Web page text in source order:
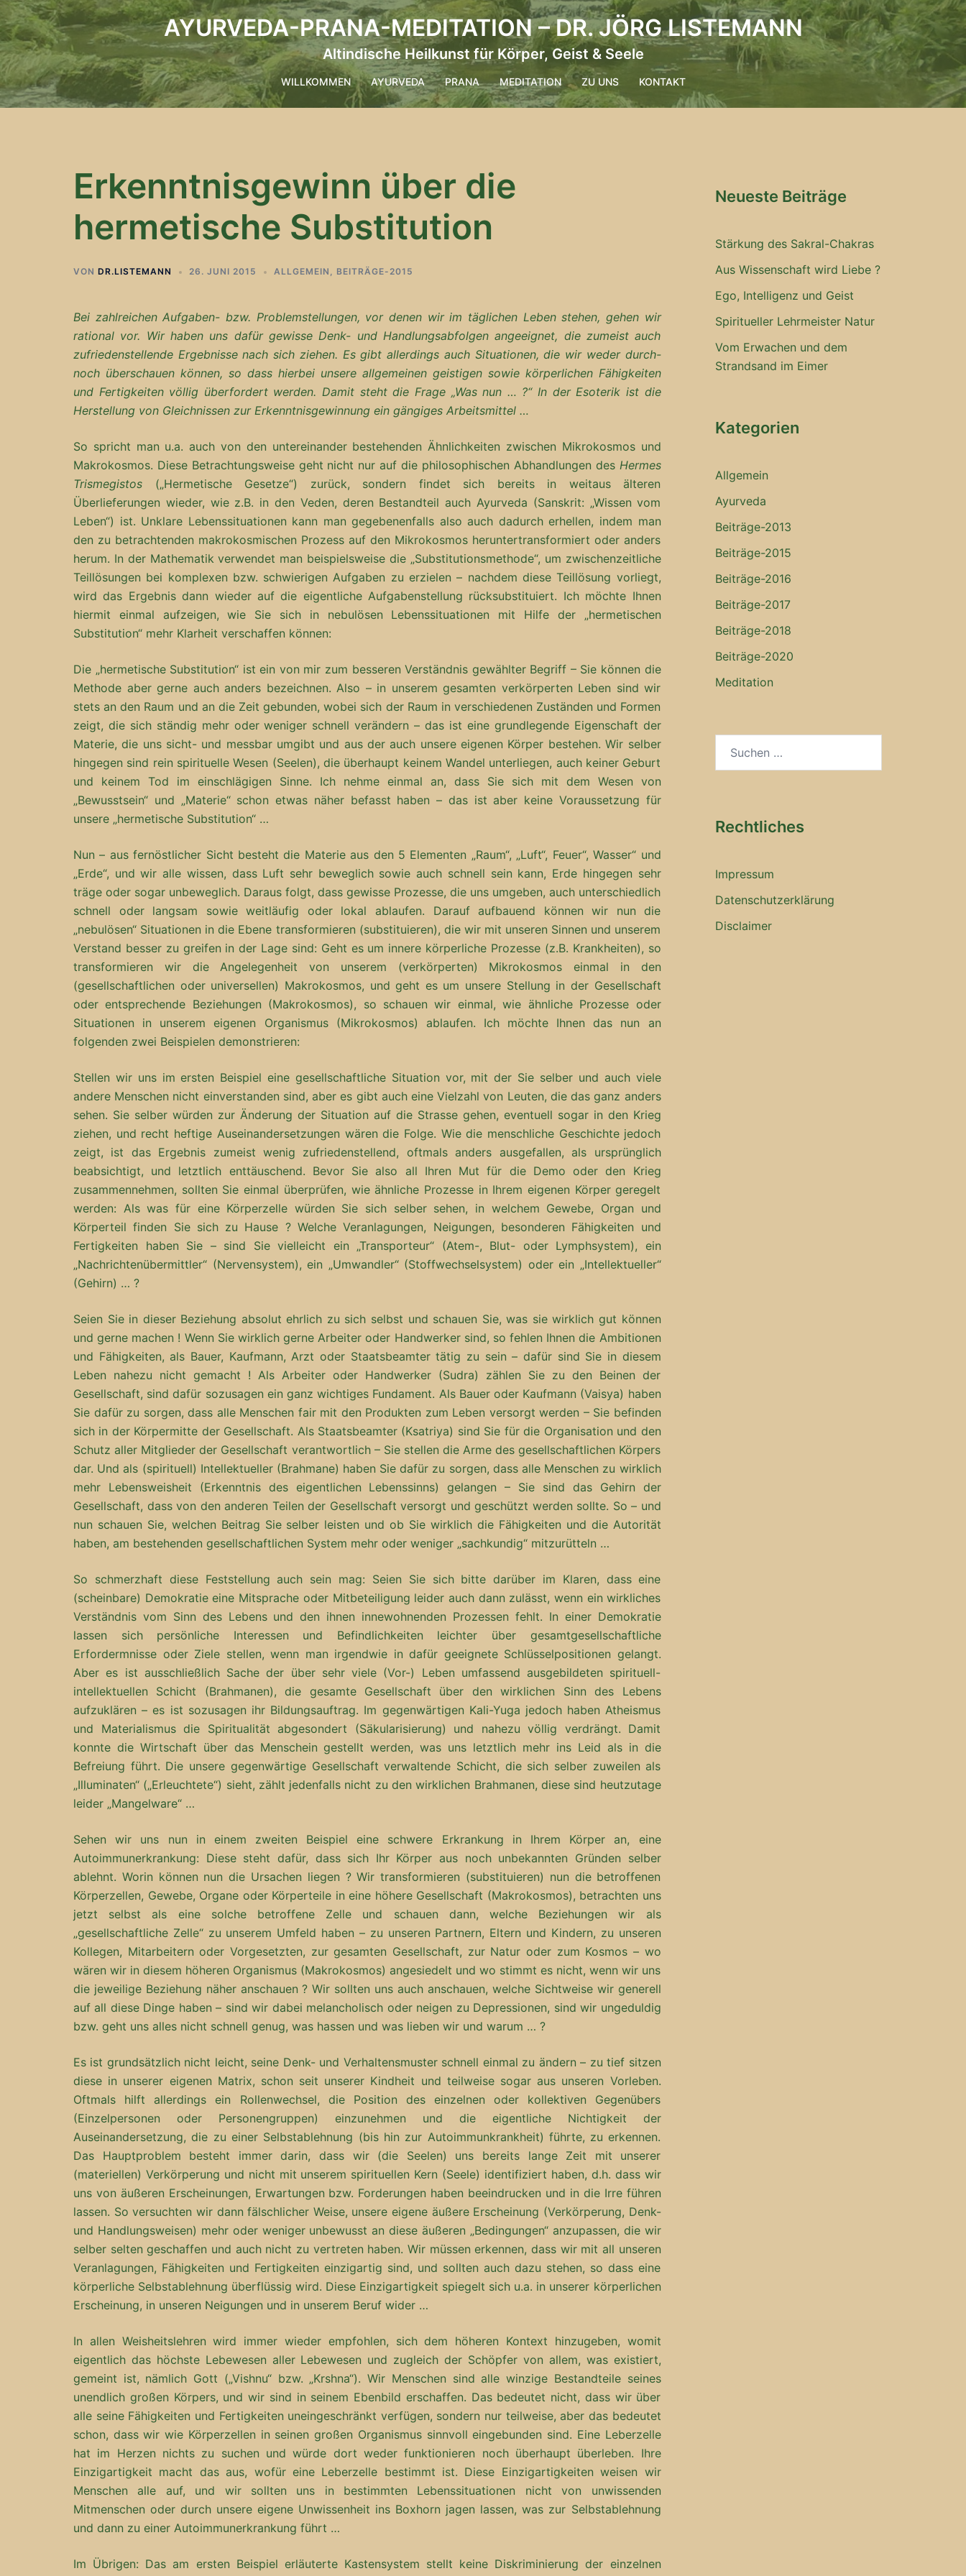
Zum
Inhalt
springen
AYURVEDA-PRANA-MEDITATION – DR. JÖRG LISTEMANN
Altindische Heilkunst für Körper, Geist & Seele
WILLKOMMEN AYURVEDA PRANA MEDITATION ZU UNS KONTAKT
Erkenntnisgewinn über die
hermetische Substitution
VON DR.LISTEMANN 26. JUNI 2015 ALLGEMEIN , BEITRÄGE-2015
Bei zahlreichen Aufgaben- bzw. Problemstellungen, vor denen wir im täglichen Leben stehen, gehen wir
rational vor. Wir haben uns dafür gewisse Denk- und Handlungsabfolgen angeeignet, die zumeist auch
zufriedenstellende Ergebnisse nach sich ziehen. Es gibt allerdings auch Situationen, die wir weder durch-
noch überschauen können, so dass hierbei unsere allgemeinen geistigen sowie körperlichen Fähigkeiten
und Fertigkeiten völlig überfordert werden. Damit steht die Frage „Was nun … ?“ In der Esoterik ist die
Herstellung von Gleichnissen zur Erkenntnisgewinnung ein gängiges Arbeitsmittel …
So spricht man u.a. auch von den untereinander bestehenden Ähnlichkeiten zwischen Mikrokosmos und
Makrokosmos. Diese Betrachtungsweise geht nicht nur auf die philosophischen Abhandlungen des Hermes
Trismegistos („Hermetische Gesetze“) zurück, sondern findet sich bereits in weitaus älteren
Überlieferungen wieder, wie z.B. in den Veden, deren Bestandteil auch Ayurveda (Sanskrit: „Wissen vom
Leben“) ist. Unklare Lebenssituationen kann man gegebenenfalls also auch dadurch erhellen, indem man
den zu betrachtenden makrokosmischen Prozess auf den Mikrokosmos heruntertransformiert oder anders
herum. In der Mathematik verwendet man beispielsweise die „Substitutionsmethode“, um zwischenzeitliche
Teillösungen bei komplexen bzw. schwierigen Aufgaben zu erzielen – nachdem diese Teillösung vorliegt,
wird das Ergebnis dann wieder auf die eigentliche Aufgabenstellung rücksubstituiert. Ich möchte Ihnen
hiermit einmal aufzeigen, wie Sie sich in nebulösen Lebenssituationen mit Hilfe der „hermetischen
Substitution“ mehr Klarheit verschaffen können:
Die „hermetische Substitution“ ist ein von mir zum besseren Verständnis gewählter Begriff – Sie können die
Methode aber gerne auch anders bezeichnen. Also – in unserem gesamten verkörperten Leben sind wir
stets an den Raum und an die Zeit gebunden, wobei sich der Raum in verschiedenen Zuständen und Formen
zeigt, die sich ständig mehr oder weniger schnell verändern – das ist eine grundlegende Eigenschaft der
Materie, die uns sicht- und messbar umgibt und aus der auch unsere eigenen Körper bestehen. Wir selber
hingegen sind rein spirituelle Wesen (Seelen), die überhaupt keinem Wandel unterliegen, auch keiner Geburt
und keinem Tod im einschlägigen Sinne. Ich nehme einmal an, dass Sie sich mit dem Wesen von
„Bewusstsein“ und „Materie“ schon etwas näher befasst haben – das ist aber keine Voraussetzung für
unsere „hermetische Substitution“ …
Nun – aus fernöstlicher Sicht besteht die Materie aus den 5 Elementen „Raum“, „Luft“, Feuer“, Wasser“ und
„Erde“, und wir alle wissen, dass Luft sehr beweglich sowie auch schnell sein kann, Erde hingegen sehr
träge oder sogar unbeweglich. Daraus folgt, dass gewisse Prozesse, die uns umgeben, auch unterschiedlich
schnell oder langsam sowie weitläufig oder lokal ablaufen. Darauf aufbauend können wir nun die
„nebulösen“ Situationen in die Ebene transformieren (substituieren), die wir mit unseren Sinnen und unserem
Verstand besser zu greifen in der Lage sind: Geht es um innere körperliche Prozesse (z.B. Krankheiten), so
transformieren wir die Angelegenheit von unserem (verkörperten) Mikrokosmos einmal in den
(gesellschaftlichen oder universellen) Makrokosmos, und geht es um unsere Stellung in der Gesellschaft
oder entsprechende Beziehungen (Makrokosmos), so schauen wir einmal, wie ähnliche Prozesse oder
Situationen in unserem eigenen Organismus (Mikrokosmos) ablaufen. Ich möchte Ihnen das nun an
folgenden zwei Beispielen demonstrieren:
Stellen wir uns im ersten Beispiel eine gesellschaftliche Situation vor, mit der Sie selber und auch viele
andere Menschen nicht einverstanden sind, aber es gibt auch eine Vielzahl von Leuten, die das ganz anders
sehen. Sie selber würden zur Änderung der Situation auf die Strasse gehen, eventuell sogar in den Krieg
ziehen, und recht heftige Auseinandersetzungen wären die Folge. Wie die menschliche Geschichte jedoch
zeigt, ist das Ergebnis zumeist wenig zufriedenstellend, oftmals anders ausgefallen, als ursprünglich
beabsichtigt, und letztlich enttäuschend. Bevor Sie also all Ihren Mut für die Demo oder den Krieg
zusammennehmen, sollten Sie einmal überprüfen, wie ähnliche Prozesse in Ihrem eigenen Körper geregelt
werden: Als was für eine Körperzelle würden Sie sich selber sehen, in welchem Gewebe, Organ und
Körperteil finden Sie sich zu Hause ? Welche Veranlagungen, Neigungen, besonderen Fähigkeiten und
Fertigkeiten haben Sie – sind Sie vielleicht ein „Transporteur“ (Atem-, Blut- oder Lymphsystem), ein
„Nachrichtenübermittler“ (Nervensystem), ein „Umwandler“ (Stoffwechselsystem) oder ein „Intellektueller“
(Gehirn) … ?
Seien Sie in dieser Beziehung absolut ehrlich zu sich selbst und schauen Sie, was sie wirklich gut können
und gerne machen ! Wenn Sie wirklich gerne Arbeiter oder Handwerker sind, so fehlen Ihnen die Ambitionen
und Fähigkeiten, als Bauer, Kaufmann, Arzt oder Staatsbeamter tätig zu sein – dafür sind Sie in diesem
Leben nahezu nicht gemacht ! Als Arbeiter oder Handwerker (Sudra) zählen Sie zu den Beinen der
Gesellschaft, sind dafür sozusagen ein ganz wichtiges Fundament. Als Bauer oder Kaufmann (Vaisya) haben
Sie dafür zu sorgen, dass alle Menschen fair mit den Produkten zum Leben versorgt werden – Sie befinden
sich in der Körpermitte der Gesellschaft. Als Staatsbeamter (Ksatriya) sind Sie für die Organisation und den
Schutz aller Mitglieder der Gesellschaft verantwortlich – Sie stellen die Arme des gesellschaftlichen Körpers
dar. Und als (spirituell) Intellektueller (Brahmane) haben Sie dafür zu sorgen, dass alle Menschen zu wirklich
mehr Lebensweisheit (Erkenntnis des eigentlichen Lebenssinns) gelangen – Sie sind das Gehirn der
Gesellschaft, dass von den anderen Teilen der Gesellschaft versorgt und geschützt werden sollte. So – und
nun schauen Sie, welchen Beitrag Sie selber leisten und ob Sie wirklich die Fähigkeiten und die Autorität
haben, am bestehenden gesellschaftlichen System mehr oder weniger „sachkundig“ mitzurütteln …
So schmerzhaft diese Feststellung auch sein mag: Seien Sie sich bitte darüber im Klaren, dass eine
(scheinbare) Demokratie eine Mitsprache oder Mitbeteiligung leider auch dann zulässt, wenn ein wirkliches
Verständnis vom Sinn des Lebens und den ihnen innewohnenden Prozessen fehlt. In einer Demokratie
lassen sich persönliche Interessen und Befindlichkeiten leichter über gesamtgesellschaftliche
Erfordermnisse oder Ziele stellen, wenn man irgendwie in dafür geeignete Schlüsselpositionen gelangt.
Aber es ist ausschließlich Sache der über sehr viele (Vor-) Leben umfassend ausgebildeten spirituell-
intellektuellen Schicht (Brahmanen), die gesamte Gesellschaft über den wirklichen Sinn des Lebens
aufzuklären – es ist sozusagen ihr Bildungsauftrag. Im gegenwärtigen Kali-Yuga jedoch haben Atheismus
und Materialismus die Spiritualität abgesondert (Säkularisierung) und nahezu völlig verdrängt. Damit
konnte die Wirtschaft über das Menschein gestellt werden, was uns letztlich mehr ins Leid als in die
Befreiung führt. Die unsere gegenwärtige Gesellschaft verwaltende Schicht, die sich selber zuweilen als
„Illuminaten“ („Erleuchtete“) sieht, zählt jedenfalls nicht zu den wirklichen Brahmanen, diese sind heutzutage
leider „Mangelware“ …
Sehen wir uns nun in einem zweiten Beispiel eine schwere Erkrankung in Ihrem Körper an, eine
Autoimmunerkrankung: Diese steht dafür, dass sich Ihr Körper aus noch unbekannten Gründen selber
ablehnt. Worin können nun die Ursachen liegen ? Wir transformieren (substituieren) nun die betroffenen
Körperzellen, Gewebe, Organe oder Körperteile in eine höhere Gesellschaft (Makrokosmos), betrachten uns
jetzt selbst als eine solche betroffene Zelle und schauen dann, welche Beziehungen wir als
„gesellschaftliche Zelle“ zu unserem Umfeld haben – zu unseren Partnern, Eltern und Kindern, zu unseren
Kollegen, Mitarbeitern oder Vorgesetzten, zur gesamten Gesellschaft, zur Natur oder zum Kosmos – wo
wären wir in diesem höheren Organismus (Makrokosmos) angesiedelt und wo stimmt es nicht, wenn wir uns
die jeweilige Beziehung näher anschauen ? Wir sollten uns auch anschauen, welche Sichtweise wir generell
auf all diese Dinge haben – sind wir dabei melancholisch oder neigen zu Depressionen, sind wir ungeduldig
bzw. geht uns alles nicht schnell genug, was hassen und was lieben wir und warum … ?
Es ist grundsätzlich nicht leicht, seine Denk- und Verhaltensmuster schnell einmal zu ändern – zu tief sitzen
diese in unserer eigenen Matrix, schon seit unserer Kindheit und teilweise sogar aus unseren Vorleben.
Oftmals hilft allerdings ein Rollenwechsel, die Position des einzelnen oder kollektiven Gegenübers
(Einzelpersonen oder Personengruppen) einzunehmen und die eigentliche Nichtigkeit der
Auseinandersetzung, die zu einer Selbstablehnung (bis hin zur Autoimmunkrankheit) führte, zu erkennen.
Das Hauptproblem besteht immer darin, dass wir (die Seelen) uns bereits lange Zeit mit unserer
(materiellen) Verkörperung und nicht mit unserem spirituellen Kern (Seele) identifiziert haben, d.h. dass wir
uns von äußeren Erscheinungen, Erwartungen bzw. Forderungen haben beeindrucken und in die Irre führen
lassen. So versuchten wir dann fälschlicher Weise, unsere eigene äußere Erscheinung (Verkörperung, Denk-
und Handlungsweisen) mehr oder weniger unbewusst an diese äußeren „Bedingungen“ anzupassen, die wir
selber selten geschaffen und auch nicht zu vertreten haben. Wir müssen erkennen, dass wir mit all unseren
Veranlagungen, Fähigkeiten und Fertigkeiten einzigartig sind, und sollten auch dazu stehen, so dass eine
körperliche Selbstablehnung überflüssig wird. Diese Einzigartigkeit spiegelt sich u.a. in unserer körperlichen
Erscheinung, in unseren Neigungen und in unserem Beruf wider …
In allen Weisheitslehren wird immer wieder empfohlen, sich dem höheren Kontext hinzugeben, womit
eigentlich das höchste Lebewesen aller Lebewesen und zugleich der Schöpfer von allem, was existiert,
gemeint ist, nämlich Gott („Vishnu“ bzw. „Krshna“). Wir Menschen sind alle winzige Bestandteile seines
unendlich großen Körpers, und wir sind in seinem Ebenbild erschaffen. Das bedeutet nicht, dass wir über
alle seine Fähigkeiten und Fertigkeiten uneingeschränkt verfügen, sondern nur teilweise, aber das bedeutet
schon, dass wir wie Körperzellen in seinen großen Organismus sinnvoll eingebunden sind. Eine Leberzelle
hat im Herzen nichts zu suchen und würde dort weder funktionieren noch überhaupt überleben. Ihre
Einzigartigkeit macht das aus, wofür eine Leberzelle bestimmt ist. Diese Einzigartigkeiten weisen wir
Menschen alle auf, und wir sollten uns in bestimmten Lebenssituationen nicht von unwissenden
Mitmenschen oder durch unsere eigene Unwissenheit ins Boxhorn jagen lassen, was zur Selbstablehnung
und dann zu einer Autoimmunerkrankung führt …
Im Übrigen: Das am ersten Beispiel erläuterte Kastensystem stellt keine Diskriminierung der einzelnen
Neueste Beiträge
Stärkung des Sakral-Chakras
Aus Wissenschaft wird Liebe ?
Ego, Intelligenz und Geist
Spiritueller Lehrmeister Natur
Vom Erwachen und dem
Strandsand im Eimer
Kategorien
Allgemein
Ayurveda
Beiträge-2013
Beiträge-2015
Beiträge-2016
Beiträge-2017
Beiträge-2018
Beiträge-2020
Meditation
Rechtliches
Impressum
Datenschutzerklärung
Disclaimer